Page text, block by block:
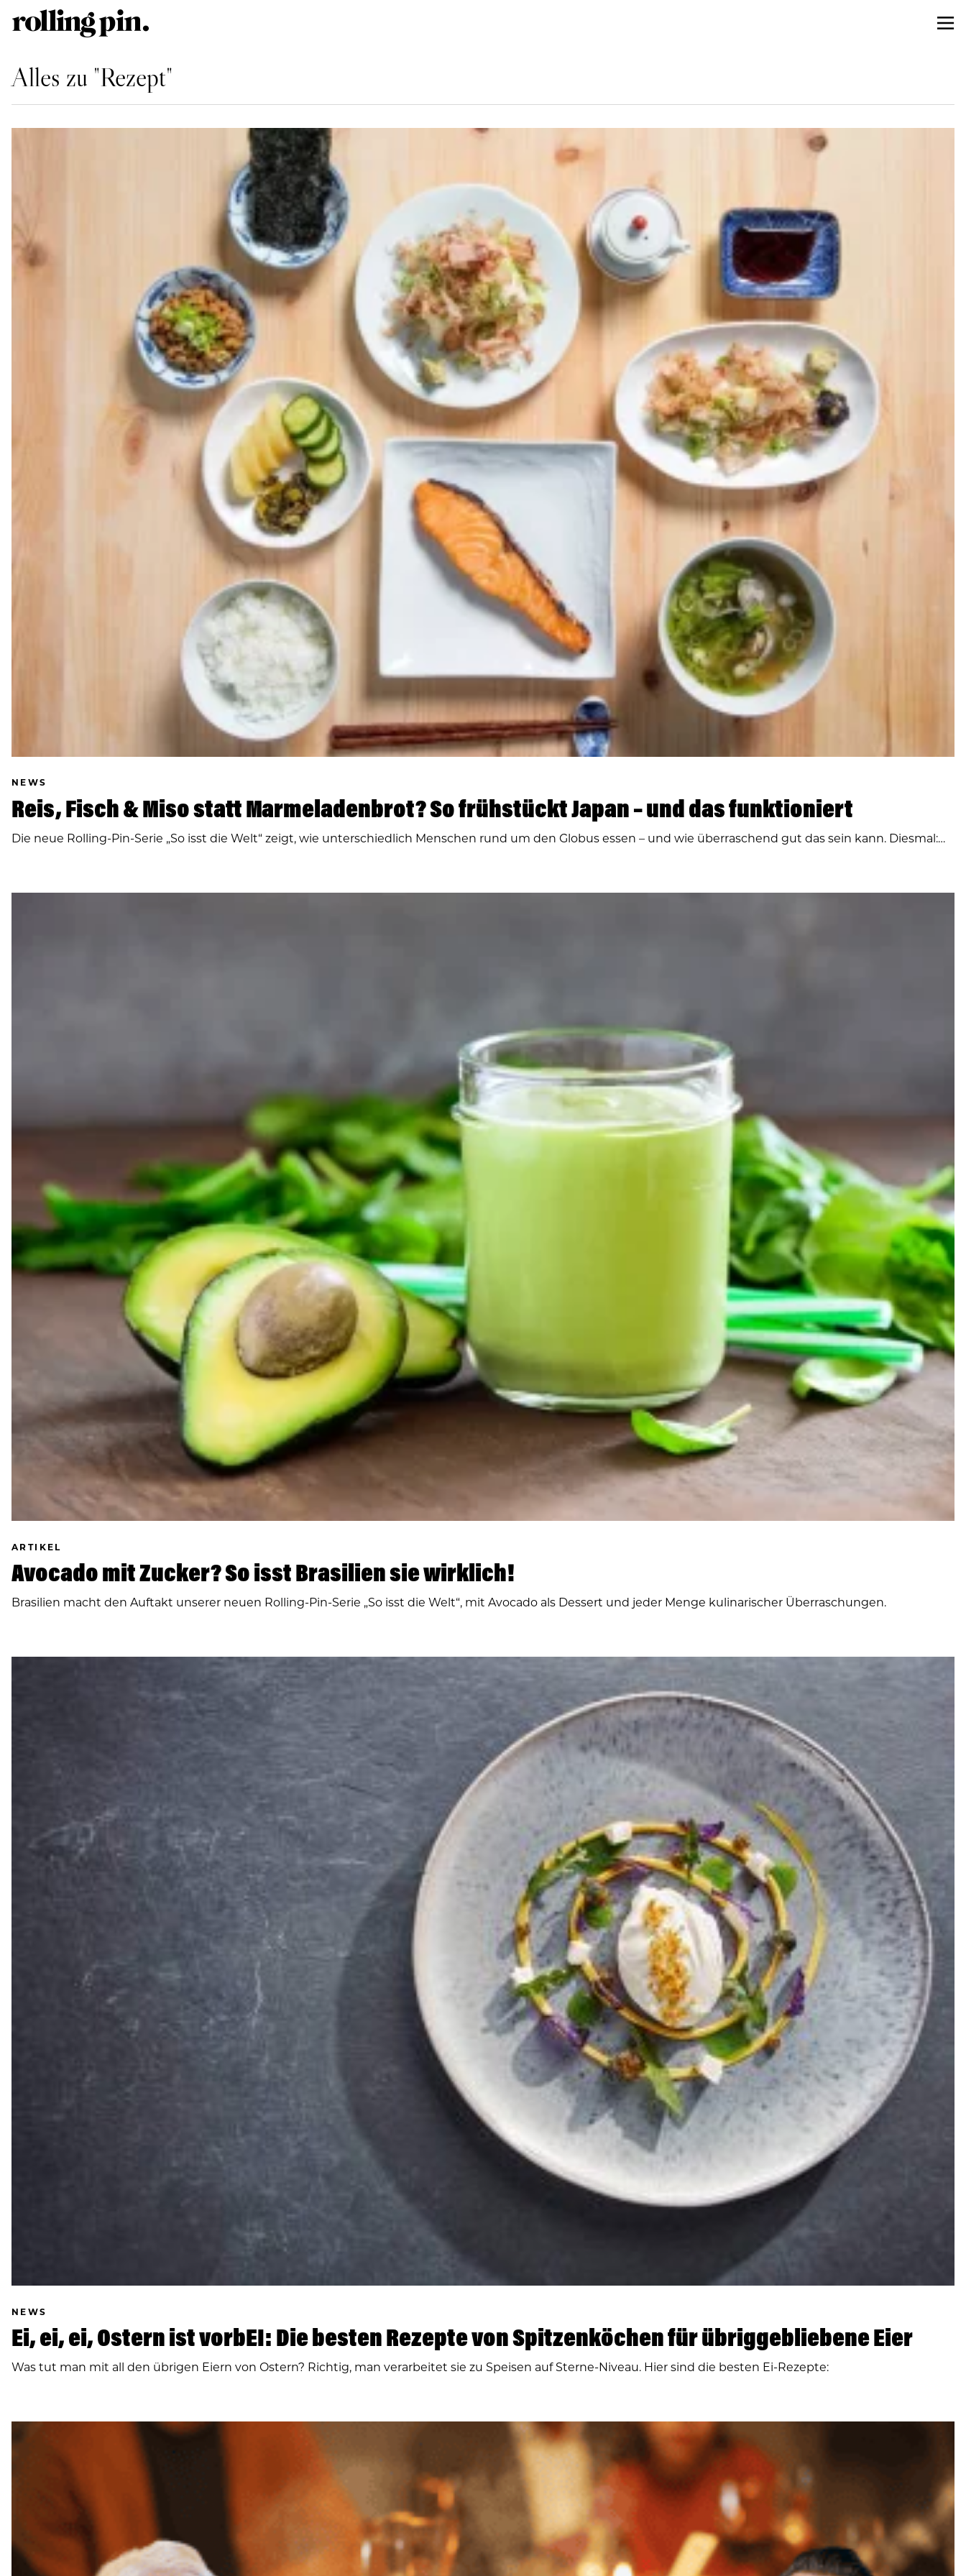
Alles zu "Rezept"
NEWS
Reis, Fisch & Miso statt Marmeladenbrot? So frühstückt Japan – und das funktioniert
Die neue Rolling-Pin-Serie „So isst die Welt“ zeigt, wie unterschiedlich Menschen rund um den Globus essen – und wie überraschend gut das sein kann. Diesmal:…
ARTIKEL
Avocado mit Zucker? So isst Brasilien sie wirklich!
Brasilien macht den Auftakt unserer neuen Rolling-Pin-Serie „So isst die Welt“, mit Avocado als Dessert und jeder Menge kulinarischer Überraschungen.
NEWS
Ei, ei, ei, Ostern ist vorbEI: Die besten Rezepte von Spitzenköchen für übriggebliebene Eier
Was tut man mit all den übrigen Eiern von Ostern? Richtig, man verarbeitet sie zu Speisen auf Sterne-Niveau. Hier sind die besten Ei-Rezepte: